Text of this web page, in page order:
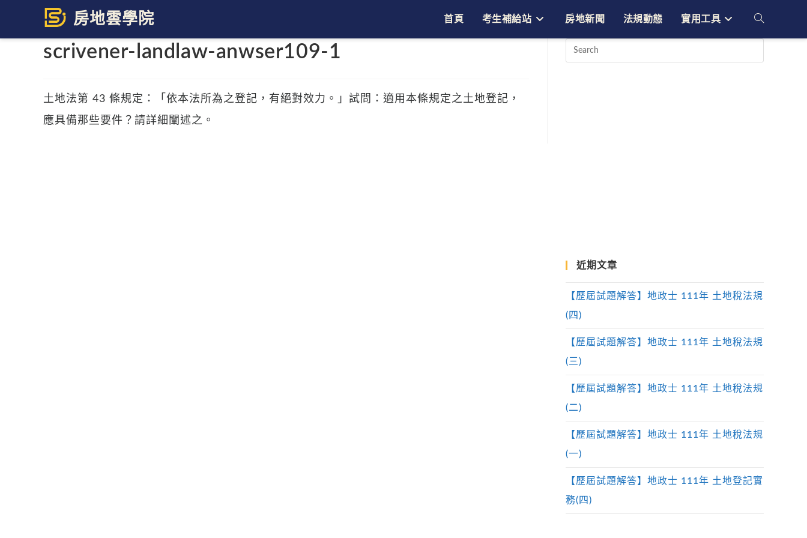
content
首頁 考生補給站 房地新聞 法規動態 實用工具 Toggle
scrivener-landlaw-anwser109-1
土地法第 43 條規定：「依本法所為之登記，有絕對效力。」試問：適用本條規定之土地登記，
應具備那些要件？請詳細闡述之。
近期文章
【歷屆試題解答】地政士 111年 土地稅法規
(四)
【歷屆試題解答】地政士 111年 土地稅法規
(三)
【歷屆試題解答】地政士 111年 土地稅法規
(二)
【歷屆試題解答】地政士 111年 土地稅法規
(一)
【歷屆試題解答】地政士 111年 土地登記實
務(四)